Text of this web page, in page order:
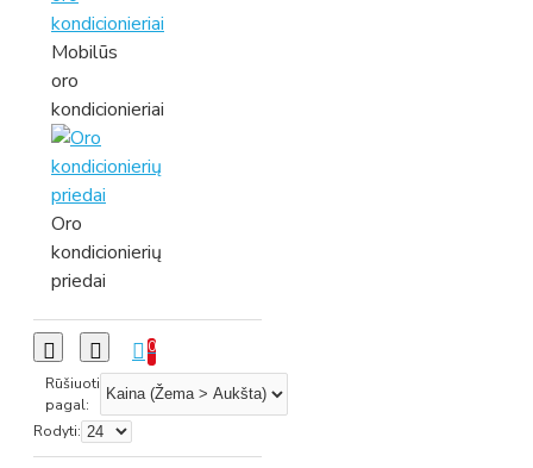
Mobilūs
oro
kondicionieriai
Oro
kondicionierių
priedai
0
Rūšiuoti
pagal:
Rodyti: